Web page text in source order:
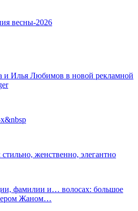
весны-2026
и Илья Любимов в новой рекламной
женственно, элегантно
фамилии и… волосах: большое
Жаном…